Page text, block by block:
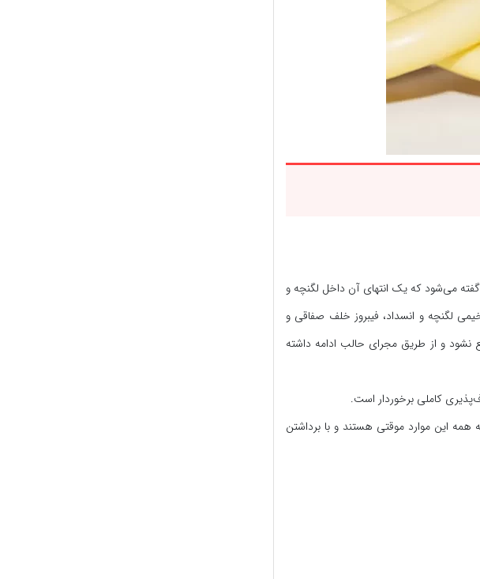
می‌شود که یک انتهای آن داخل لگنچه و
لگنچه و انسداد، فیبروز خلف صفاقی و
نشود و از طریق مجرای حالب ادامه داشته
همه این موارد موقتی هستند و با برداشتن